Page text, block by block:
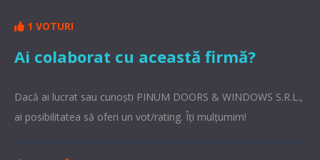
1 VOTURI
Ai colaborat cu această firmă?
Dacă ai lucrat sau cunoşti PINUM DOORS & WINDOWS S.R.L.,
ai posibilitatea să oferi un vot/rating. Îți mulțumim!